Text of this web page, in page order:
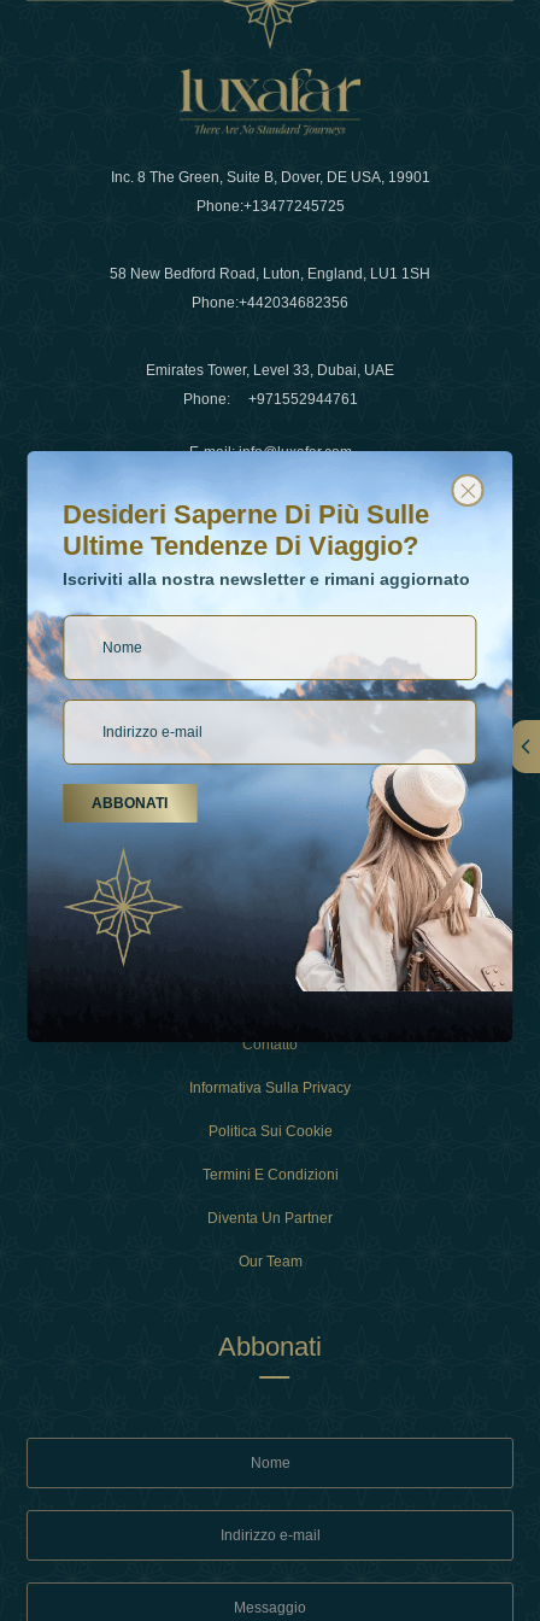
Inc. 8 The Green, Suite B, Dover, DE USA, 19901
Phone:+13477245725
58 New Bedford Road, Luton, England, LU1 1SH
Phone:+442034682356
Emirates Tower, Level 33, Dubai, UAE
Phone: +971552944761
E-mail:info@luxafar.com
WhatsApp No
+442034682356
Collegamenti
Esperienza
Contatto
Informativa Sulla Privacy
Politica Sui Cookie
Termini E Condizioni
Diventa Un Partner
Our Team
Abbonati
Desideri saperne di più sulle ultime tendenze di viaggio?
Iscriviti alla nostra newsletter e rimani aggiornato
Desideri Saperne Di Più Sulle
Ultime Tendenze Di Viaggio?
Iscriviti alla nostra newsletter e rimani aggiornato
ABBONATI